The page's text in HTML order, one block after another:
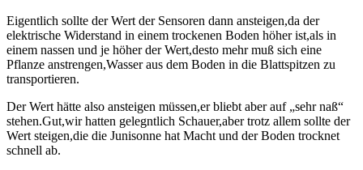
Eigentlich sollte der Wert der Sensoren dann ansteigen,da der
elektrische Widerstand in einem trockenen Boden höher ist,als in
einem nassen und je höher der Wert,desto mehr muß sich eine
Pflanze anstrengen,Wasser aus dem Boden in die Blattspitzen zu
transportieren.
Der Wert hätte also ansteigen müssen,er bliebt aber auf „sehr naß“
stehen.Gut,wir hatten gelegntlich Schauer,aber trotz allem sollte der
Wert steigen,die die Junisonne hat Macht und der Boden trocknet
schnell ab.